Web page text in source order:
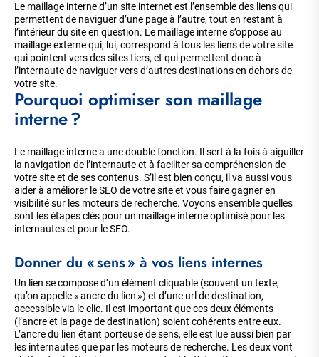
Le maillage interne d’un site internet est l’ensemble des liens qui
permettent de naviguer d’une page à l’autre, tout en restant à
l’intérieur du site en question. Le maillage interne s’oppose au
maillage externe qui, lui, correspond à tous les liens de votre site
qui pointent vers des sites tiers, et qui permettent donc à
l’internaute de naviguer vers d’autres destinations en dehors de
votre site.
Pourquoi optimiser son maillage
interne ?
Le maillage interne a une double fonction. Il sert à la fois à aiguiller
la navigation de l’internaute et à faciliter sa compréhension de
votre site et de ses contenus. S’il est bien conçu, il va aussi vous
aider à améliorer le SEO de votre site et vous faire gagner en
visibilité sur les moteurs de recherche. Voyons ensemble quelles
sont les étapes clés pour un maillage interne optimisé pour les
internautes et pour le SEO.
Donner du « sens » à vos liens internes
Un lien se compose d’un élément cliquable (souvent un texte,
qu’on appelle « ancre du lien ») et d’une url de destination,
accessible via le clic. Il est important que ces deux éléments
(l’ancre et la page de destination) soient cohérents entre eux.
L’ancre du lien étant porteuse de sens, elle est lue aussi bien par
les internautes que par les moteurs de recherche. Les deux vont